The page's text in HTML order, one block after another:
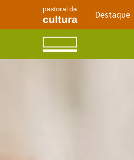
pastoral da
cultura Destaque